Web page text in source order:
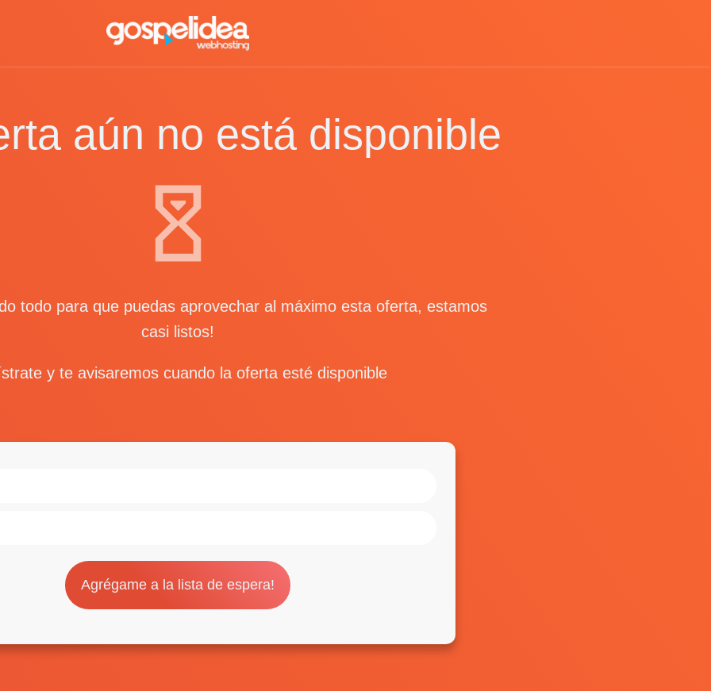
aún no está disponible
todo para que puedas aprovechar al máximo esta oferta, estamos
casi listos!
y te avisaremos cuando la oferta esté disponible
Agrégame a la lista de espera!